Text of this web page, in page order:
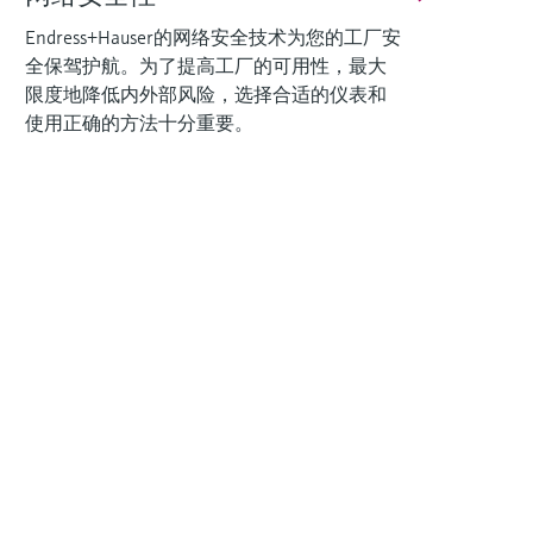
Endress+Hauser的网络安全技术为您的工厂安
全保驾护航。为了提高工厂的可用性，最大
限度地降低内外部风险，选择合适的仪表和
使用正确的方法十分重要。